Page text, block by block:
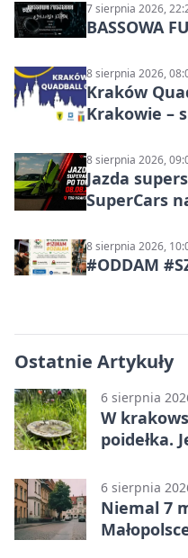
7 sierpnia 2026,
BASSOWA
8 sierpnia 2026,
Kraków
Krakowie –
8 sierpnia 2026,
Jazda
SuperCars
8 sierpnia 2026,
#ODDAM
Ostatnie Artykuły
6 sierpnia
W
poidełka.
6 sierpnia
Niemal 7